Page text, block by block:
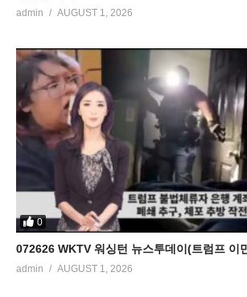
admin AUGUST 1, 2026
0
072626 WKTV 워싱턴 뉴스투데이(트럼프 이
admin AUGUST 1, 2026